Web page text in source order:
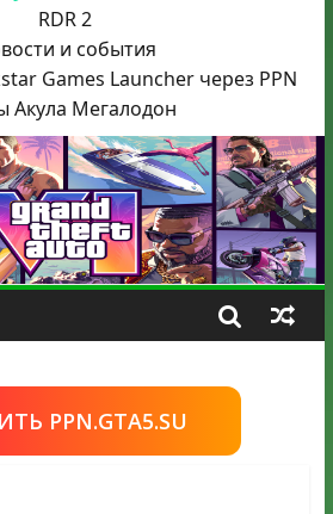
RDR 2
и события
Games Launcher через PPN
Акула Мегалодон
PPN.GTA5.SU